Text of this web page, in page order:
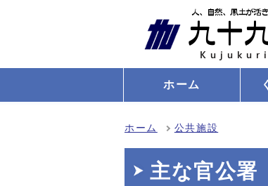
ホーム
ホーム 公共施設
主な官公署